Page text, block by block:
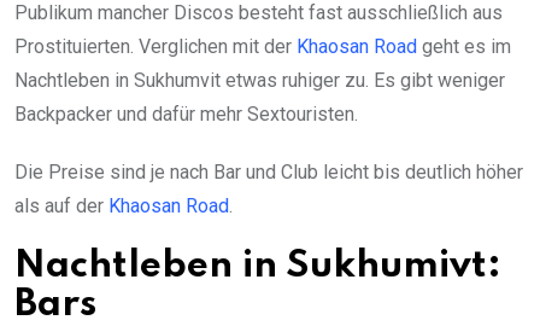
Publikum mancher Discos besteht fast ausschließlich aus
Prostituierten. Verglichen mit der Khaosan Road geht es im
Nachtleben in Sukhumvit etwas ruhiger zu. Es gibt weniger
Backpacker und dafür mehr Sextouristen.
Die Preise sind je nach Bar und Club leicht bis deutlich höher
als auf der Khaosan Road.
Nachtleben in Sukhumivt:
Bars